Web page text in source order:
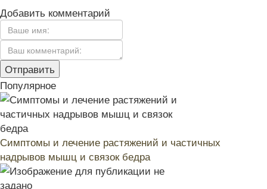
Добавить комментарий
Популярное
Симптомы и лечение растяжений и частичных
надрывов мышц и связок бедра